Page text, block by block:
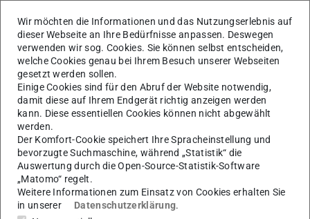
Bachelor of Education (B.Ed.)
an der TU Darmstadt erworben
haben
Praktikumsordnung(wird in
Anerkennung des
Praktikums
(wird in neuem Tab
Abschlussarbeit Arbeitsaufwand:900 Stunden
Frist:52 Wochen
Empfohlene Teilzeitstudienpläne ab
01.06.2025
Wir möchten die Informationen und das Nutzungserlebnis auf
dieser Webseite an Ihre Bedürfnisse anpassen. Deswegen
verwenden wir sog. Cookies. Sie können selbst entscheiden,
welche Cookies genau bei Ihrem Besuch unserer Webseiten
gesetzt werden sollen.
Einige Cookies sind für den Abruf der Website notwendig,
damit diese auf Ihrem Endgerät richtig anzeigen werden
kann. Diese essentiellen Cookies können nicht abgewählt
werden.
Der Komfort-Cookie speichert Ihre Spracheinstellung und
bevorzugte Suchmaschine, während „Statistik“ die
Auswertung durch die Open-Source-Statistik-Software
„Matomo“ regelt.
Weitere Informationen zum Einsatz von Cookies erhalten Sie
in unserer
Datenschutzerklärung.